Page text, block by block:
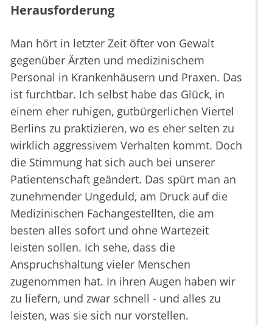
Herausforderung
Man hört in letzter Zeit öfter von Gewalt
gegenüber Ärzten und medizinischem
Personal in Krankenhäusern und Praxen. Das
ist furchtbar. Ich selbst habe das Glück, in
einem eher ruhigen, gutbürgerlichen Viertel
Berlins zu praktizieren, wo es eher selten zu
wirklich aggressivem Verhalten kommt. Doch
die Stimmung hat sich auch bei unserer
Patientenschaft geändert. Das spürt man an
zunehmender Ungeduld, am Druck auf die
Medizinischen Fachangestellten, die am
besten alles sofort und ohne Wartezeit
leisten sollen. Ich sehe, dass die
Anspruchshaltung vieler Menschen
zugenommen hat. In ihren Augen haben wir
zu liefern, und zwar schnell - und alles zu
leisten, was sie sich nur vorstellen.